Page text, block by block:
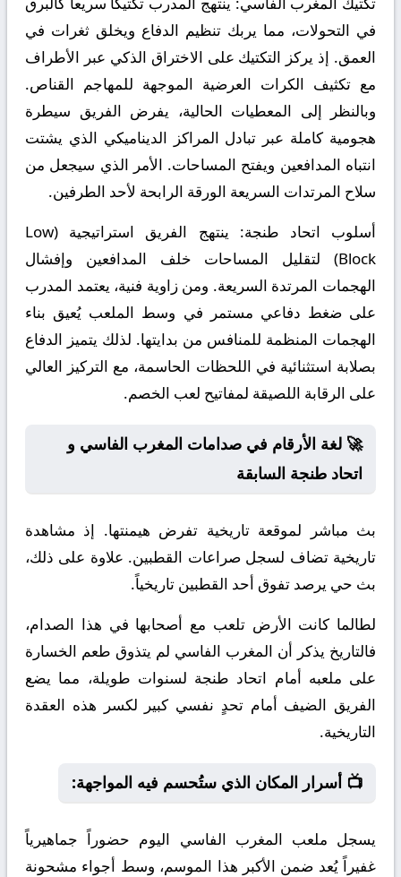
في التحولات، مما يربك تنظيم الدفاع ويخلق ثغرات في
العمق. إذ يركز التكتيك على الاختراق الذكي عبر الأطراف
مع تكثيف الكرات العرضية الموجهة للمهاجم القناص.
وبالنظر إلى المعطيات الحالية، يفرض الفريق سيطرة
هجومية كاملة عبر تبادل المراكز الديناميكي الذي يشتت
انتباه المدافعين ويفتح المساحات. الأمر الذي سيجعل من
سلاح المرتدات السريعة الورقة الرابحة لأحد الطرفين.
أسلوب اتحاد طنجة:
ينتهج الفريق استراتيجية (Low
Block) لتقليل المساحات خلف المدافعين وإفشال
الهجمات المرتدة السريعة. ومن زاوية فنية، يعتمد المدرب
على ضغط دفاعي مستمر في وسط الملعب يُعيق بناء
الهجمات المنظمة للمنافس من بدايتها. لذلك يتميز الدفاع
بصلابة استثنائية في اللحظات الحاسمة، مع التركيز العالي
على الرقابة اللصيقة لمفاتيح لعب الخصم.
🚀 لغة الأرقام في صدامات المغرب الفاسي و
اتحاد طنجة السابقة
بث مباشر لموقعة تاريخية تفرض هيمنتها. إذ مشاهدة
تاريخية تضاف لسجل صراعات القطبين. علاوة على ذلك،
بث حي يرصد تفوق أحد القطبين تاريخياً.
لطالما كانت الأرض تلعب مع أصحابها في هذا الصدام،
فالتاريخ يذكر أن المغرب الفاسي لم يتذوق طعم الخسارة
على ملعبه أمام اتحاد طنجة لسنوات طويلة، مما يضع
الفريق الضيف أمام تحدٍ نفسي كبير لكسر هذه العقدة
التاريخية.
📺 أسرار المكان الذي ستُحسم فيه المواجهة:
يسجل ملعب المغرب الفاسي اليوم حضوراً جماهيرياً
غفيراً يُعد ضمن الأكبر هذا الموسم، وسط أجواء مشحونة